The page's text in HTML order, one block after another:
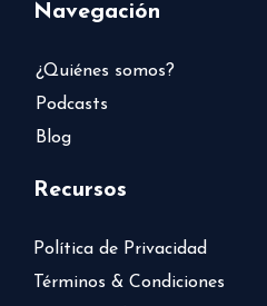
Navegación
¿Quiénes somos?
Podcasts
Blog
Recursos
Política de Privacidad
Términos & Condiciones